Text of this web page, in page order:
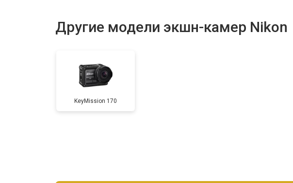
Другие модели экшн-камер Nikon
KeyMission 170